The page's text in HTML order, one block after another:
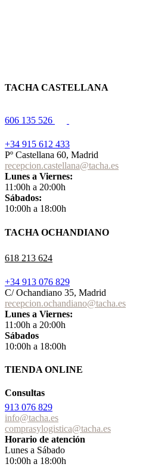
TACHA CASTELLANA
606 135 526
+34 915 612 433
Pº Castellana 60, Madrid
recepcion.castellana@tacha.es
Lunes a Viernes:
11:00h a 20:00h
Sábados:
10:00h a 18:00h
TACHA OCHANDIANO
618 213 624
+34 913 076 829
C/ Ochandiano 35, Madrid
recepcion.ochandiano@tacha.es
Lunes a Viernes:
11:00h a 20:00h
Sábados
10:00h a 18:00h
TIENDA ONLINE
Consultas
913 076 829
info@tacha.es
comprasylogistica@tacha.es
Horario de atención
Lunes a Sábado
10:00h a 18:00h